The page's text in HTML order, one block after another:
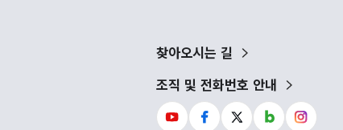
찾아오시는 길
조직 및 전화번호 안내